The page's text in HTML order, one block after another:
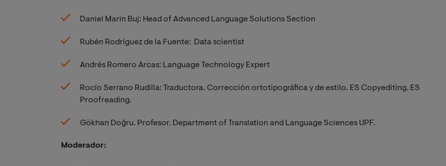
Daniel Marin Buj: Head of Advanced Language Solutions Section
Rubén Rodríguez de la Fuente: Data scientist
Andrés Romero Arcas: Language Technology Expert
Rocío Serrano Rudilla: Traductora. Corrección ortotipográfica y de estilo. ES Copyediting. ES
Proofreading.
Gökhan Doğru. Profesor. Department of Translation and Language Sciences UPF.
Moderador: